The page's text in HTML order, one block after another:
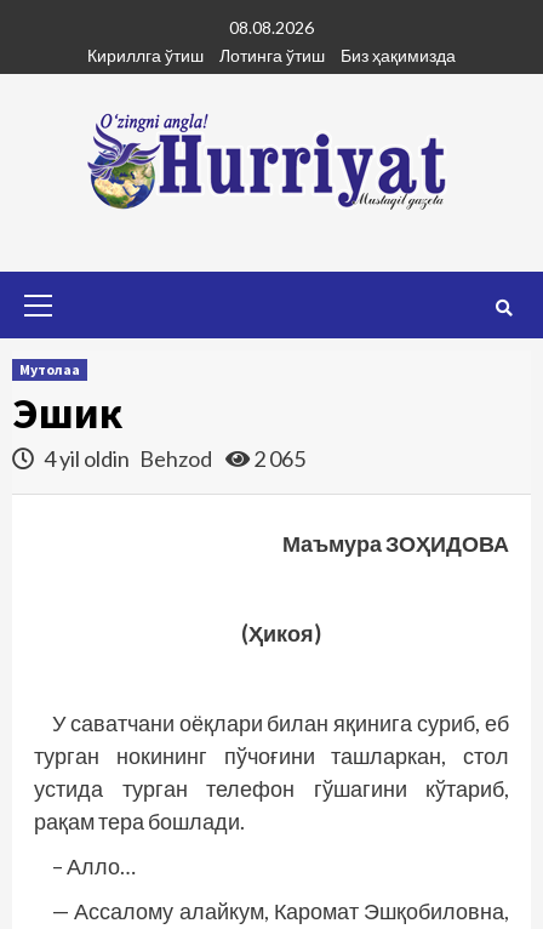
content
08.08.2026
Кириллга ўтиш
Лотинга ўтиш Биз ҳақимизда
Мутолаа
Эшик
4 yil oldin Behzod 2 065
Маъмура ЗОҲИДОВА
(Ҳикоя)
У саватчани оёқлари билан яқинига суриб, еб
турган нокининг пўчоғини ташларкан, стол
устида турган телефон гўшагини кўтариб,
рақам тера бошлади.
– Алло…
— Ассалому алайкум, Каромат Эшқобиловна,